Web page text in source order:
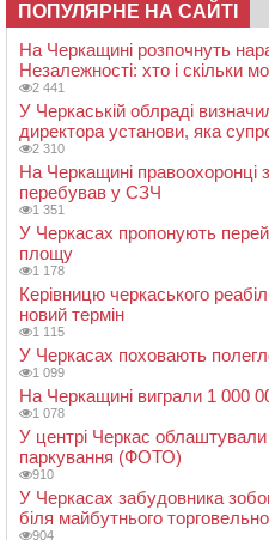
ПОПУЛЯРНЕ НА САЙТІ
На Черкащині розпочнуть
Незалежності: хто і скільки
2 441
У Черкаській облраді
директора установи, яка
2 310
На Черкащині правоохоронці
перебував у СЗЧ
1 351
У Черкасах пропонують
площу
1 178
Керівницю черкаського
новий термін
1 115
У Черкасах поховають
1 099
На Черкащині виграли 1 000
1 078
У центрі Черкас
паркування (ФОТО)
910
У Черкасах забудовника
біля майбутнього
904